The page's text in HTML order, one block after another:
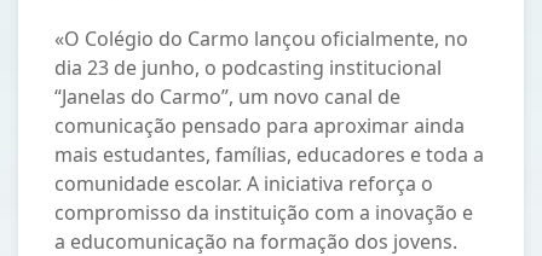
«O Colégio do Carmo lançou oficialmente, no
dia 23 de junho, o podcasting institucional
“Janelas do Carmo”, um novo canal de
comunicação pensado para aproximar ainda
mais estudantes, famílias, educadores e toda a
comunidade escolar. A iniciativa reforça o
compromisso da instituição com a inovação e
a educomunicação na formação dos jovens.